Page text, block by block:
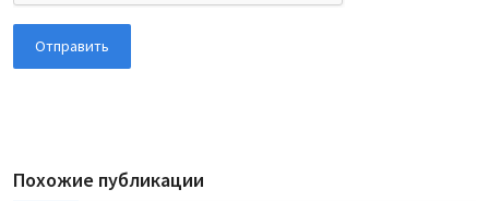
Отправить
Похожие публикации